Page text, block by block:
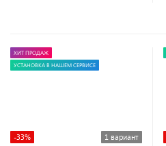
ХИТ ПРОДАЖ
УСТАНОВКА В НАШЕМ СЕРВИСЕ
-33% 1 вариант